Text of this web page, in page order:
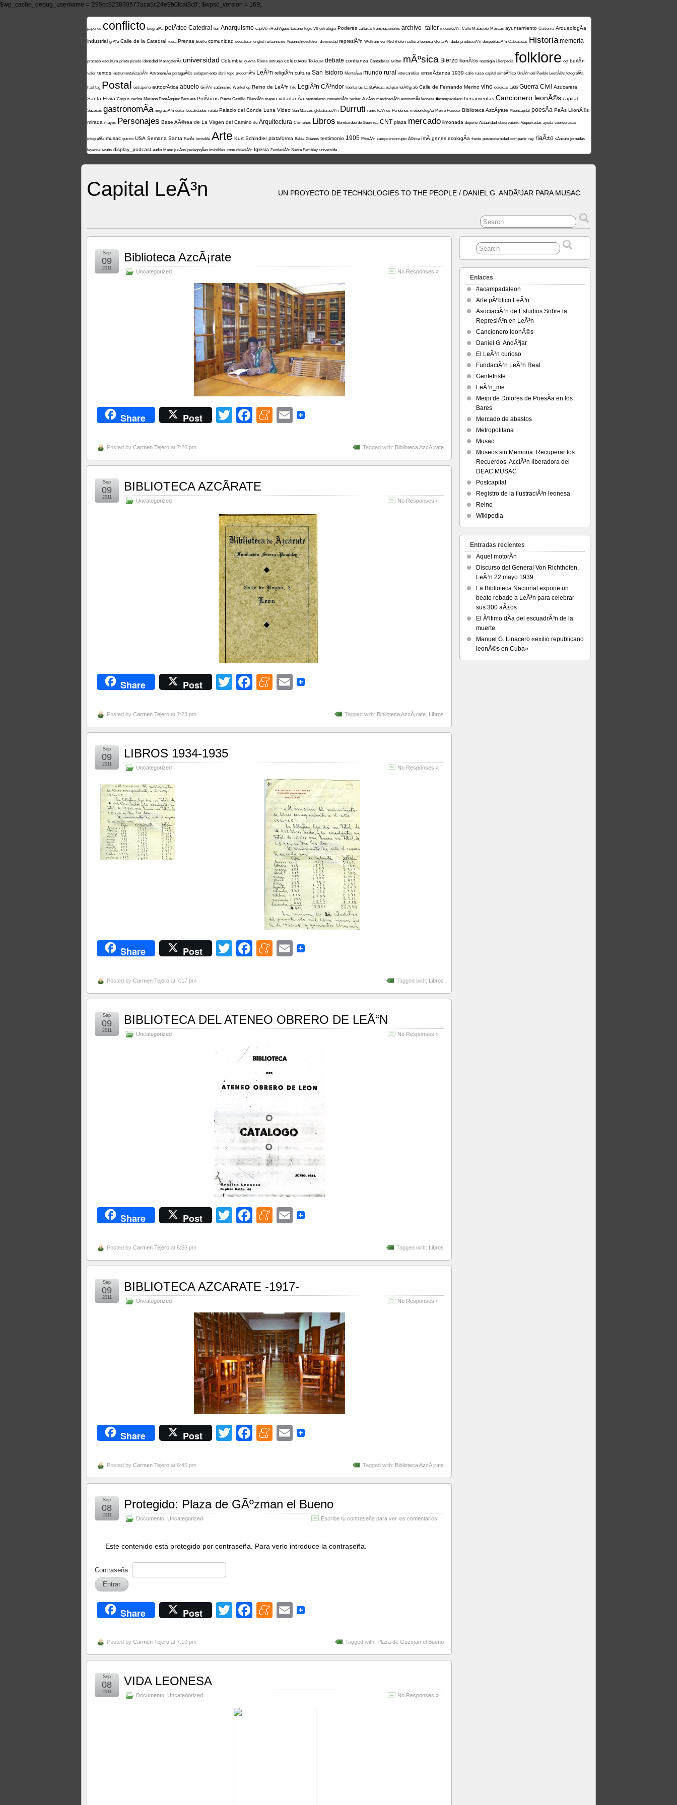
$wp_cache_debug_username = '295cc923830677aca5c24e9b0fcaf3c0'; $wpsc_version = 169;
papones conflicto biografÃ­a polÃ­tico Catedral bar Anarquismo capitÃ¡n RodrÃ­guez Lozano legio VII estrategia Poderes culturas transnacionales archivo_taller inquisiciÃ³n Calle Matasiete Moscas ayuntamiento Cistierna ArqueologÃ­a
industrial grÃºa Calle de la Catedral rusia Prensa Botillo comunidad socializar english urbanismo #spanishrevolution diversidad represiÃ³n Wolfram von Richthofen cultura leonesa GenarÃ­n duda producciÃ³n despoblaciÃ³n Cabezadas Historia memoria
proceso escultura prieto picudo identidad MaragaterÃ­a universidad Columbia guerra Roma antruejo colectivos Toulouse debate confianza Cantaderas twitter mÃºsica Bierzo llionÃ©s nostalgia Llionpedia folklore cgt berlÃ­n
valor textos instrumentalizaciÃ³n AstronomÃ­a portuguÃ©s solapamiento abril topo procomÃºn LeÃ³n religiÃ³n cultura San Isidoro MontaÃ±a mundo rural intercambiar enseÃ±anza 1939 calle ruisa capital simbÃ³lico UniÃ³n del Pueblo LeonÃ©s fotografÃ­a
hashtag Postal estraperlo autocrÃ­tica abuelo GirÃ³n satanismo Workshop Reino de LeÃ³n hilo LegiÃ³n CÃ³ndor libertarias La BaÃ±eza eclipse telÃ©grafo Calle de Fernando Merino vino deicidas 1936 Guerra Civil Azucarera
Santa Elvira Corpus cecina Mariano DomÃ­nguez Berrueta PolÃ­ticos Puerta Castillo FilandÃ³n mapa ciudadanÃ­a sentimiento convenciÃ³n recitar JudÃ­os marginaciÃ³n autonomÃ­a leonesa #acampadaleon herramientas Cancionero leonÃ©s capital
Sucesos gastronomÃ­a migraciÃ³n editar Localidades relato Palacio del Conde Luna Video San Marcos globalizaciÃ³n Durruti ramo leÃ³nes Pendones meteorologÃ­a Pierre Puiseux Biblioteca AzcÃ¡rate #leoncapital poesÃ­a PaÃ­s LlionÃ©s
mirada mayos Personajes Base AÃ©rea de La Virgen del Camino ile Arquitectura Crimenes Libros Bombardeo de Guernica CNT plaza mercado limonada deporte Actualidad observatorio Vaqueiradas ayuda coordenadas
infografÃ­a musac guirrio USA Semana Santa ParÃ­s invisible Arte Kurt Schindler plataforma Babia Gitanos testimonio 1905 PrisiÃ³n cuerpo incorrupto Ã©tica ImÃ¡genes ecologÃ­a frente posmodernidad compartir rey riaÃ±o vÃ­nculo jornadas
leyenda twubs display_podcast audio Matar judÃ­os pedagogÃ­as invisibles comunicaciÃ³n Iglesia FundaciÃ³n Sierra Pambley universida
Capital LeÃ³n UN PROYECTO DE TECHNOLOGIES TO THE PEOPLE / DANIEL G. ANDÃºJAR PARA MUSAC
Biblioteca AzcÃ¡rate
Uncategorized No Responses »
Sep
09
2011
Share Post TwitterFacebook
Meneame
Email
Posted by Carmen Tejero at 7:26 pm Tagged with: Biblioteca AzcÃ¡rate
BIBLIOTECA AZCÃRATE
Uncategorized No Responses »
Sep
09
2011
Share Post TwitterFacebook
Meneame
Email
Posted by Carmen Tejero at 7:23 pm Tagged with: Biblioteca AzcÃ¡rate Libros
LIBROS 1934-1935
Uncategorized No Responses »
Sep
09
2011
Share Post TwitterFacebook
Meneame
Email
Posted by Carmen Tejero at 7:17 pm Tagged with: Libros
BIBLIOTECA DEL ATENEO OBRERO DE LEÃ“N
Uncategorized No Responses »
Sep
09
2011
Share Post TwitterFacebook
Meneame
Email
Posted by Carmen Tejero at 6:55 pm Tagged with: Libros
BIBLIOTECA AZCARATE -1917-
Uncategorized No Responses »
Sep
09
2011
Share Post TwitterFacebook
Meneame
Email
Posted by Carmen Tejero at 6:45 pm Tagged with: Biblioteca AzcÃ¡rate
Protegido: Plaza de GÃºzman el Bueno
Documento Uncategorized Escribe tu contraseña para ver los comentarios.
Sep
08
2011
Este contenido está protegido por contraseña. Para verlo introduce la contraseña.
Contraseña:
Share Post Twitter
Facebook
Meneame
Email
Posted by Carmen Tejero at 7:10 pm Tagged with: Plaza de Guzman el Bueno
VIDA LEONESA
Documento, Uncategorized No Responses »
Sep
08
2011
Enlaces
#acampadaleon
Arte pÃºblico LeÃ³n
AsociaciÃ³n de Estudios Sobre la
RepresiÃ³n en LeÃ³n
Cancionero leonÃ©s
Daniel G. AndÃºjar
El LeÃ³n curioso
FundaciÃ³n LeÃ³n Real
Gentetriste
LeÃ³n_me
Meipi de Dolores de PoesÃ­a en los
Bares
Mercado de abastos
Metropolitana
Musac
Museos sin Memoria. Recuperar los
Recuerdos. AcciÃ³n liberadora del
DEAC MUSAC
Postcapital
Registro de la ilustraciÃ³n leonesa
Reino
Wikipedia
Entradas recientes
Aquel motorÃ­n
Discurso del General Von Richthofen,
LeÃ³n 22 mayo 1939
La Biblioteca Nacional expone un
beato robado a LeÃ³n para celebrar
sus 300 aÃ±os
El Ãºltimo dÃ­a del escuadrÃ³n de la
muerte
Manuel G. Linacero «exilio republicano
leonÃ©s en Cuba»